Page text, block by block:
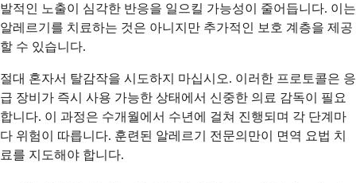
발적인 노출이 심각한 반응을 일으킬 가능성이 줄어듭니다. 이는
알레르기를 치료하는 것은 아니지만 추가적인 보호 계층을 제공
할 수 있습니다.
절대 혼자서 탈감작을 시도하지 마십시오. 이러한 프로토콜은 응
급 장비가 즉시 사용 가능한 상태에서 신중한 의료 감독이 필요
합니다. 이 과정은 수개월에서 수년에 걸쳐 진행되며 각 단계마
다 위험이 따릅니다. 훈련된 알레르기 전문의만이 면역 요법 치
료를 지도해야 합니다.